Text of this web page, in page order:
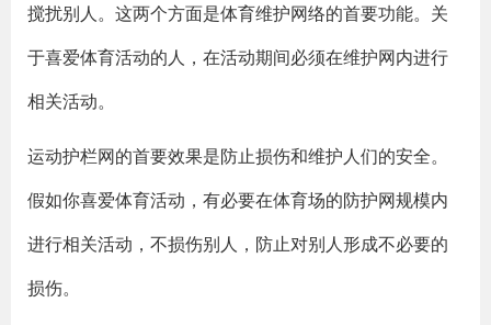
搅扰别人。这两个方面是体育维护网络的首要功能。关
于喜爱体育活动的人，在活动期间必须在维护网内进行
相关活动。
运动护栏网的首要效果是防止损伤和维护人们的安全。
假如你喜爱体育活动，有必要在体育场的防护网规模内
进行相关活动，不损伤别人，防止对别人形成不必要的
损伤。